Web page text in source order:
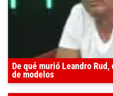
De qué murió Leandro
de modelos